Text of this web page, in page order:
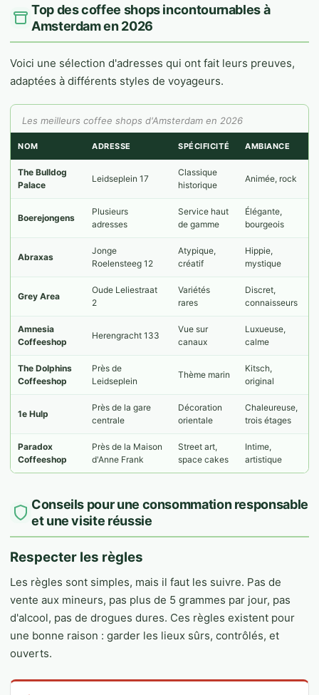
Top des coffee shops incontournables à
Amsterdam en 2026
Voici une sélection d'adresses qui ont fait leurs preuves,
adaptées à différents styles de voyageurs.
Les meilleurs coffee shops d'Amsterdam en 2026
NOM ADRESSE SPÉCIFICITÉ AMBIANCE
The Bulldog
Palace
Leidseplein 17
Classique
historique
Animée, rock
Boerejongens
Plusieurs
adresses
Service haut
de gamme
Élégante,
bourgeois
Abraxas
Jonge
Roelensteeg 12
Atypique,
créatif
Hippie,
mystique
Grey Area
Oude Leliestraat
2
Variétés
rares
Discret,
connaisseurs
Amnesia
Coffeeshop
Herengracht 133
Vue sur
canaux
Luxueuse,
calme
The Dolphins
Coffeeshop
Près de
Leidseplein
Thème marin
Kitsch,
original
1e Hulp
Près de la gare
centrale
Décoration
orientale
Chaleureuse,
trois étages
Paradox
Coffeeshop
Près de la Maison
d'Anne Frank
Street art,
space cakes
Intime,
artistique
Conseils pour une consommation responsable
et une visite réussie
Respecter les règles
Les règles sont simples, mais il faut les suivre. Pas de
vente aux mineurs, pas plus de 5 grammes par jour, pas
d'alcool, pas de drogues dures. Ces règles existent pour
une bonne raison : garder les lieux sûrs, contrôlés, et
ouverts.